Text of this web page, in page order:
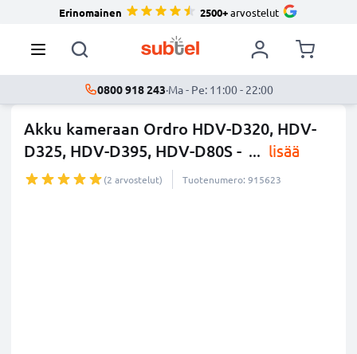
Erinomainen 2500+arvostelut
0800 918 243·Ma - Pe: 11:00 - 22:00
Akku kameraan Ordro HDV-D320, HDV-
D325, HDV-D395, HDV-D80S - ... lisää
(2 arvostelut) Tuotenumero: 915623